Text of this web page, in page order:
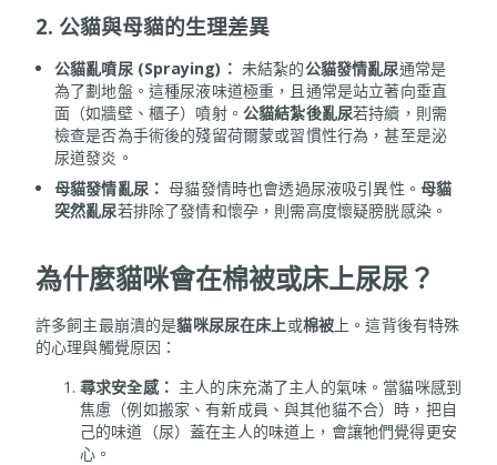
2. 公貓與母貓的生理差異
公貓亂噴尿 (Spraying)： 未結紮的公貓發情亂尿通常是
為了劃地盤。這種尿液味道極重，且通常是站立著向垂直
面（如牆壁、櫃子）噴射。 公貓結紮後亂尿若持續，則需
檢查是否為手術後的殘留荷爾蒙或習慣性行為，甚至是泌
尿道發炎。
母貓發情亂尿： 母貓發情時也會透過尿液吸引異性。 母貓
突然亂尿若排除了發情和懷孕，則需高度懷疑膀胱感染。
為什麼貓咪會在棉被或床上尿尿？
許多飼主最崩潰的是貓咪尿尿在床上或棉被 上。這背後有特殊
的心理與觸覺原因：
尋求安全感： 主人的床充滿了主人的氣味。當貓咪感到
焦慮（例如搬家、有新成員、與其他貓不合）時，把自
己的味道（尿）蓋在主人的味道上，會讓牠們覺得更安
心。